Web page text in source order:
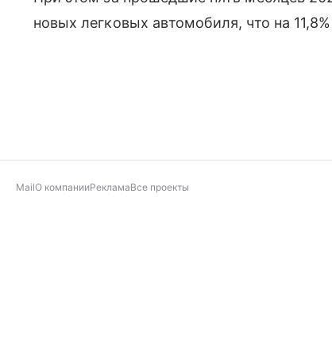
новых легковых автомобиля, что на
MailО компанииРекламаВсе проекты